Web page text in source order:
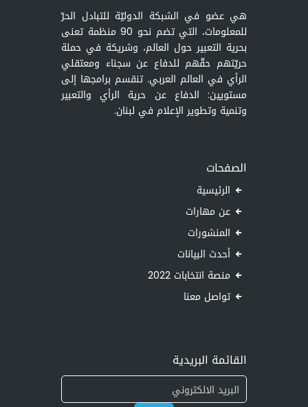
هي عضو في الشبكة الدوليّة للتبادل الحرّ
للمعلومات، التي تضم نحو 90 منظمة تعنى
بحرية التعبير حول العالم، وشريكة في حملة
حريّتهم حقّهم للدفاع عن سجناء ومعتقلي
الرأي في العالم العربي. تنقسم برامجها إلى
مستويين: الدفاع عن حرية الرأي والتعبير
وتنمية وتطوير الإعلام في لبنان.
الصفحات
الرئيسية
عن مهارات
المنشورات
أحدث البيانات
منصة انتخابات 2022
تواصل معنا
القائمة البريدية